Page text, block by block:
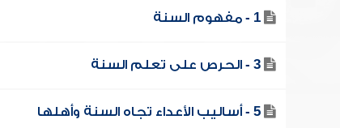
1 - مفهوم السنة
3 - الحرص على تعلم السنة
5 - أساليب الأعداء تجاه السنة وأهلها